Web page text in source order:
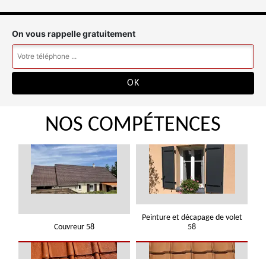
On vous rappelle gratuitement
NOS COMPÉTENCES
Couvreur 58
Peinture et décapage de volet
58